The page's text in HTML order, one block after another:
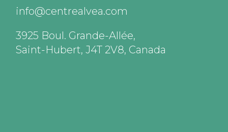
info@centrealvea.com
3925 Boul. Grande-Allée,
Saint-Hubert, J4T 2V8, Canada